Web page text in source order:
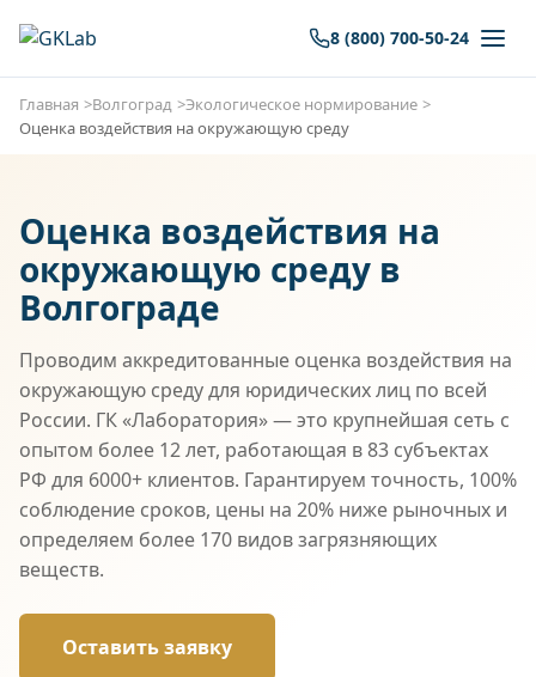
8 (800) 700-50-24
Главная Волгоград
Экологическое нормирование
Оценка воздействия на окружающую среду
Оценка воздействия на
окружающую среду в
Волгограде
Проводим аккредитованные оценка воздействия на
окружающую среду для юридических лиц по всей
России. ГК «Лаборатория» — это крупнейшая сеть с
опытом более 12 лет, работающая в 83 субъектах
РФ для 6000+ клиентов. Гарантируем точность, 100%
соблюдение сроков, цены на 20% ниже рыночных и
определяем более 170 видов загрязняющих
веществ.
Оставить заявку